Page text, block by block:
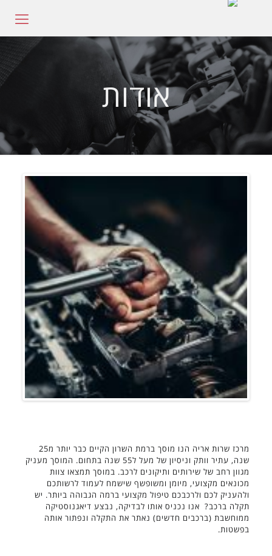
אודות
מרכז שרות אריה הנו מוסך ברמת השרון הקיים כבר יותר מ25
שנה, עתיר וותק וניסיון של מעל ל55 שנה בתחום. המוסך מעניק
מגוון רחב של שירותים ותיקונים לרכב. במוסך תמצאו צוות
מכונאים מקצועי, מיומן ומשופשף שישמח לעמוד לרשותכם
ולהעניק לכם ולרכבכם טיפול מקצועי ברמה הגבוהה ביותר. יש
תקלה ברכב? אנו נכניס אותו לבדיקה, נבצע דיאגנוסטיקה
ממוחשבת (ברכבים חדשים) נאתר את התקלה ונפתור אותה
בפשטות.